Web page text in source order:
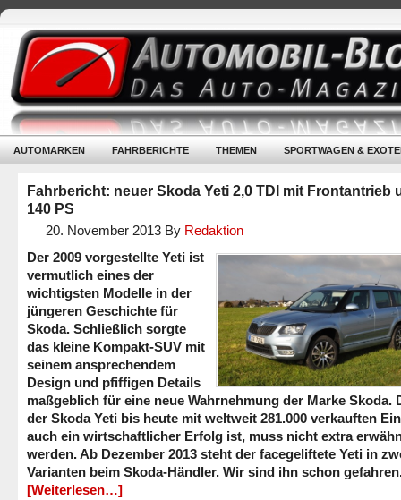
AUTOMARKEN FAHRBERICHTE THEMEN SPORTWAGEN &
Fahrbericht: neuer Skoda Yeti 2,0 TDI mit Frontantrieb
140 PS
20. November 2013 By Redaktion
Der 2009 vorgestellte Yeti ist
vermutlich eines der
wichtigsten Modelle in der
jüngeren Geschichte für
Skoda. Schließlich sorgte
das kleine Kompakt-SUV mit
seinem ansprechendem
Design und pfiffigen Details
maßgeblich für eine neue Wahrnehmung der Marke Skoda.
der Skoda Yeti bis heute mit weltweit 281.000 verkauften
auch ein wirtschaftlicher Erfolg ist, muss nicht extra
werden. Ab Dezember 2013 steht der facegeliftete Yeti in
Varianten beim Skoda-Händler. Wir sind ihn schon
[Weiterlesen…]